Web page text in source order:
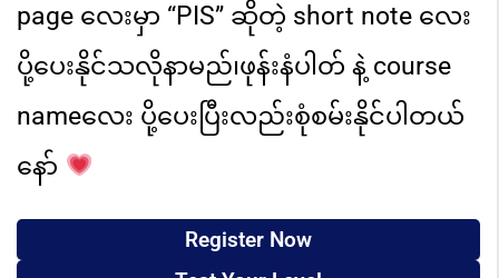
page လေးမှာ “PIS” ဆိုတဲ့ short note လေး
ပို့ပေးနိုင်သလိုနာမည်၊ဖုန်းနံပါတ် နဲ့ course
nameလေး ပို့ပေးပြီးလည်းစုံစမ်းနိုင်ပါတယ်
နော်
Register Now